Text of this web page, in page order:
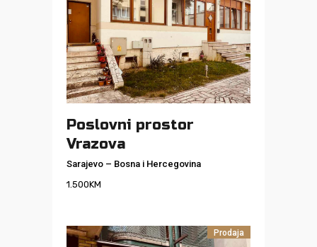
Poslovni prostor
Vrazova
Sarajevo – Bosna i Hercegovina
1.500KM
Prodaja